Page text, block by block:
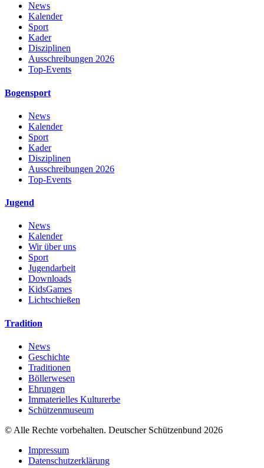
News
Kalender
Sport
Kader
Disziplinen
Ausschreibungen 2026
Top-Events
Bogensport
News
Kalender
Sport
Kader
Disziplinen
Ausschreibungen 2026
Top-Events
Jugend
News
Kalender
Wir über uns
Sport
Jugendarbeit
Downloads
KidsGames
Lichtschießen
Tradition
News
Geschichte
Traditionen
Böllerwesen
Ehrungen
Immaterielles Kulturerbe
Schützenmuseum
© Alle Rechte vorbehalten. Deutscher Schützenbund 2026
Impressum
Datenschutzerklärung